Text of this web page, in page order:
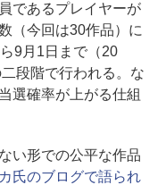
であるプレイヤーが
（今回は30作品）に
9月1日まで（20
段階で行われる。な
選確率が上がる仕組
い形での公平な作品
氏のブログで語られ